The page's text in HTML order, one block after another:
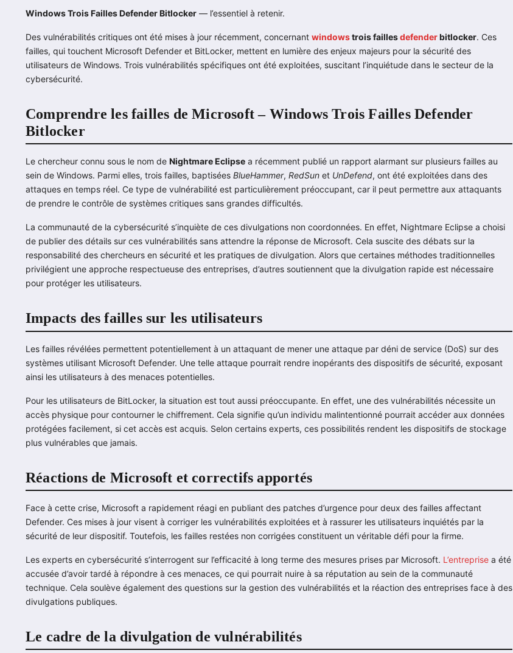
Windows Trois Failles Defender Bitlocker — l’essentiel à retenir.
Des vulnérabilités critiques ont été mises à jour récemment, concernant windowstrois faillesdefenderbitlocker. Ces
failles, qui touchent Microsoft Defender et BitLocker, mettent en lumière des enjeux majeurs pour la sécurité des
utilisateurs de Windows. Trois vulnérabilités spécifiques ont été exploitées, suscitant l’inquiétude dans le secteur de la
cybersécurité.
Comprendre les failles de Microsoft – Windows Trois Failles Defender
Bitlocker
Le chercheur connu sous le nom de Nightmare Eclipse a récemment publié un rapport alarmant sur plusieurs failles au
sein de Windows. Parmi elles, trois failles, baptisées BlueHammer, RedSun et UnDefend, ont été exploitées dans des
attaques en temps réel. Ce type de vulnérabilité est particulièrement préoccupant, car il peut permettre aux attaquants
de prendre le contrôle de systèmes critiques sans grandes difficultés.
La communauté de la cybersécurité s’inquiète de ces divulgations non coordonnées. En effet, Nightmare Eclipse a choisi
de publier des détails sur ces vulnérabilités sans attendre la réponse de Microsoft. Cela suscite des débats sur la
responsabilité des chercheurs en sécurité et les pratiques de divulgation. Alors que certaines méthodes traditionnelles
privilégient une approche respectueuse des entreprises, d’autres soutiennent que la divulgation rapide est nécessaire
pour protéger les utilisateurs.
Impacts des failles sur les utilisateurs
Les failles révélées permettent potentiellement à un attaquant de mener une attaque par déni de service (DoS) sur des
systèmes utilisant Microsoft Defender. Une telle attaque pourrait rendre inopérants des dispositifs de sécurité, exposant
ainsi les utilisateurs à des menaces potentielles.
Pour les utilisateurs de BitLocker, la situation est tout aussi préoccupante. En effet, une des vulnérabilités nécessite un
accès physique pour contourner le chiffrement. Cela signifie qu’un individu malintentionné pourrait accéder aux données
protégées facilement, si cet accès est acquis. Selon certains experts, ces possibilités rendent les dispositifs de stockage
plus vulnérables que jamais.
Réactions de Microsoft et correctifs apportés
Face à cette crise, Microsoft a rapidement réagi en publiant des patches d’urgence pour deux des failles affectant
Defender. Ces mises à jour visent à corriger les vulnérabilités exploitées et à rassurer les utilisateurs inquiétés par la
sécurité de leur dispositif. Toutefois, les failles restées non corrigées constituent un véritable défi pour la firme.
Les experts en cybersécurité s’interrogent sur l’efficacité à long terme des mesures prises par Microsoft. L’entreprise a été
accusée d’avoir tardé à répondre à ces menaces, ce qui pourrait nuire à sa réputation au sein de la communauté
technique. Cela soulève également des questions sur la gestion des vulnérabilités et la réaction des entreprises face à des
divulgations publiques.
Le cadre de la divulgation de vulnérabilités